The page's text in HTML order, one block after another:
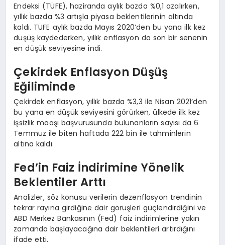
Endeksi (TÜFE), haziranda aylık bazda %0,1 azalırken,
yıllık bazda %3 artışla piyasa beklentilerinin altında
kaldı. TÜFE aylık bazda Mayıs 2020’den bu yana ilk kez
düşüş kaydederken, yıllık enflasyon da son bir senenin
en düşük seviyesine indi.
Çekirdek Enflasyon Düşüş
Eğiliminde
Çekirdek enflasyon, yıllık bazda %3,3 ile Nisan 2021’den
bu yana en düşük seviyesini görürken, ülkede ilk kez
işsizlik maaşı başvurusunda bulunanların sayısı da 6
Temmuz ile biten haftada 222 bin ile tahminlerin
altına kaldı.
Fed’in Faiz İndirimine Yönelik
Beklentiler Arttı
Analizler, söz konusu verilerin dezenflasyon trendinin
tekrar rayına girdiğine dair görüşleri güçlendirdiğini ve
ABD Merkez Bankasının (Fed) faiz indirimlerine yakın
zamanda başlayacağına dair beklentileri artırdığını
ifade etti.